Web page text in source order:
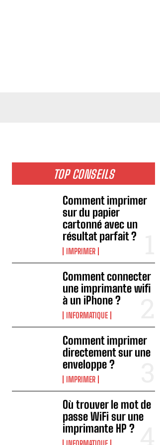
TOP CONSEILS
Comment imprimer
sur du papier
cartonné avec un
résultat parfait ?
IMPRIMER
Comment connecter
une imprimante wifi
à un iPhone ?
INFORMATIQUE
Comment imprimer
directement sur une
enveloppe ?
IMPRIMER
Où trouver le mot de
passe WiFi sur une
imprimante HP ?